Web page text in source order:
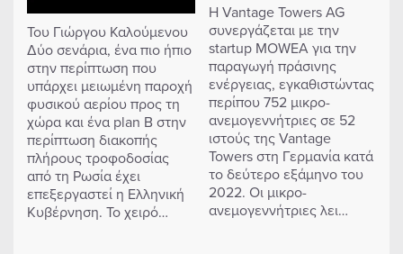
Του Γιώργου Καλούμενου
Δύο σενάρια, ένα πιο ήπιο
στην περίπτωση που
υπάρχει μειωμένη παροχή
φυσικού αερίου προς τη
χώρα και ένα plan B στην
περίπτωση διακοπής
πλήρους τροφοδοσίας
από τη Ρωσία έχει
επεξεργαστεί η Ελληνική
Κυβέρνηση. Το χειρό…
Η Vantage Towers AG
συνεργάζεται με την
startup MOWEA για την
παραγωγή πράσινης
ενέργειας, εγκαθιστώντας
περίπου 752 μικρο-
ανεμογεννήτριες σε 52
ιστούς της Vantage
Towers στη Γερμανία κατά
το δεύτερο εξάμηνο του
2022. Οι μικρο-
ανεμογεννήτριες λει…